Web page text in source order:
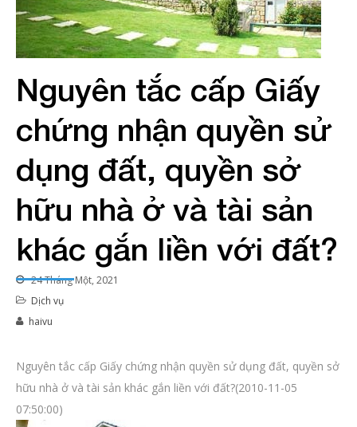
Nguyên tắc cấp Giấy
chứng nhận quyền sử
dụng đất, quyền sở
hữu nhà ở và tài sản
khác gắn liền với đất?
24 Tháng Một, 2021
Dịch vụ
haivu
Nguyên tắc cấp Giấy chứng nhận quyền sử dụng đất, quyền sở
hữu nhà ở và tài sản khác gắn liền với đất?(2010-11-05
07:50:00)